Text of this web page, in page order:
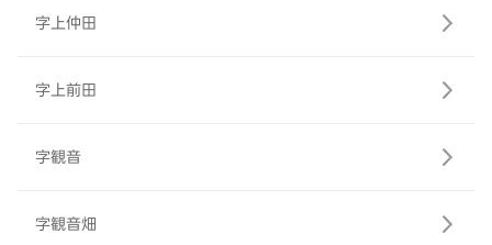
字上仲田
字上前田
字観音
字観音畑